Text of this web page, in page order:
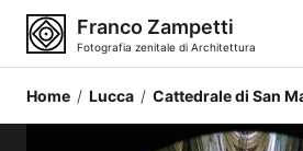
Franco Zampetti
Fotografia zenitale di Architettura
Home
Home / Lucca / Cattedrale di San